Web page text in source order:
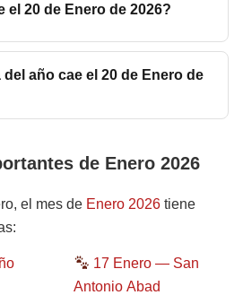
el 20 de Enero de 2026?
año cae el 20 de Enero de
de Enero 2026
el mes de Enero 2026 tiene
17 Enero — San
Antonio Abad